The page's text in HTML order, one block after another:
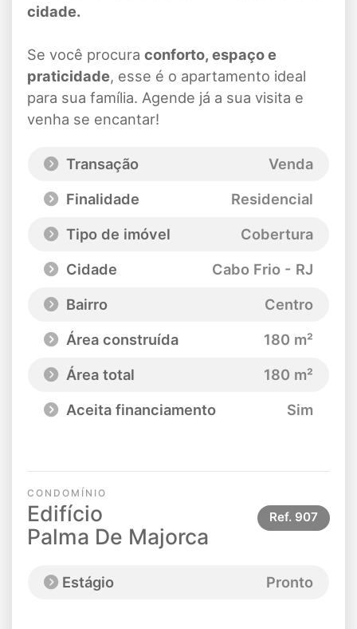
cidade.
Se você procura conforto, espaço e
praticidade, esse é o apartamento ideal
para sua família. Agende já a sua visita e
venha se encantar!
Transação
Venda
Finalidade
Residencial
Tipo de imóvel
Cobertura
Cidade
Cabo Frio - RJ
Bairro
Centro
Área construída
180 m²
Área total
180 m²
Aceita financiamento
Sim
CONDOMÍNIO
Edifício
Palma De Majorca
Ref. 907
Estágio Pronto